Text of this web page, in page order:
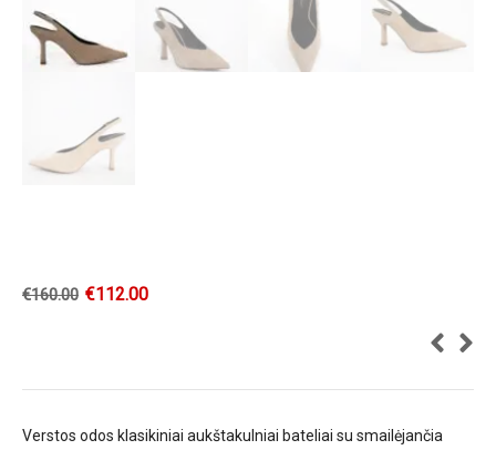
€160.00 €112.00
Verstos odos klasikiniai aukštakulniai bateliai su smailėjančia